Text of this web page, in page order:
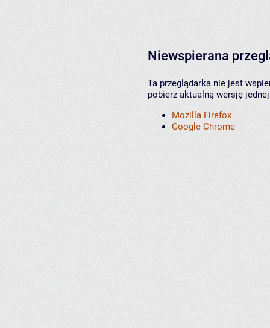
Niewspierana
Ta przeglądarka nie jest
pobierz aktualną wersję
Mozilla Firefox
Google Chrome